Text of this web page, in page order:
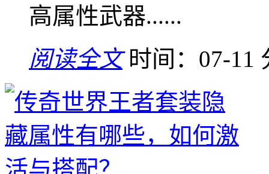
高属性武器......
阅读全文 时间：07-11